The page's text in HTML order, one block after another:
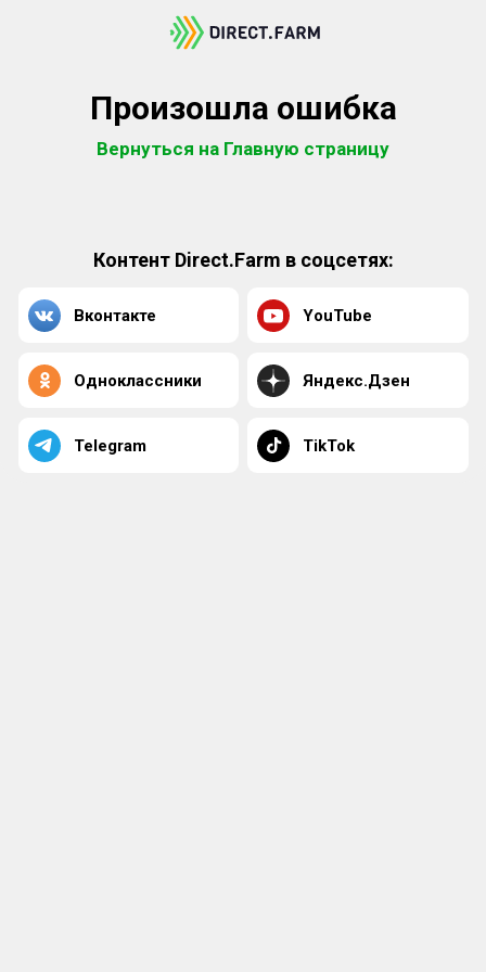
Произошла ошибка
Вернуться на Главную страницу
Контент Direct.Farm в соцсетях:
Вконтакте YouTube
Одноклассники Яндекс.Дзен
Telegram TikTok